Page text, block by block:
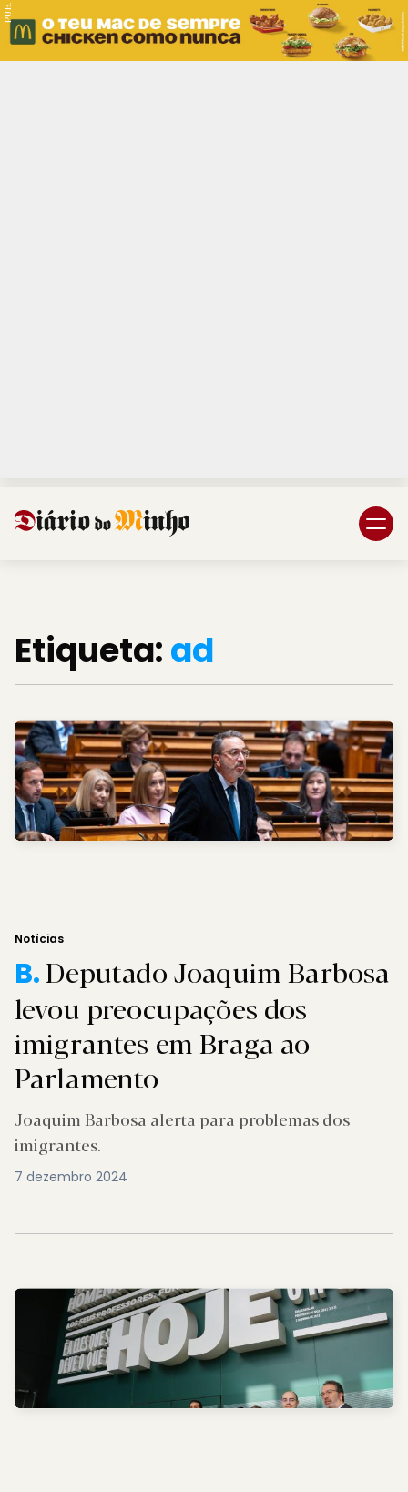
PUB.
Etiqueta:ad
Notícias
B.Deputado Joaquim Barbosa
levou preocupações dos
imigrantes em Braga ao
Parlamento
Joaquim Barbosa alerta para problemas dos
imigrantes.
7 dezembro 2024